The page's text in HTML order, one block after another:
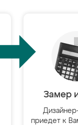
Замер
приедет к